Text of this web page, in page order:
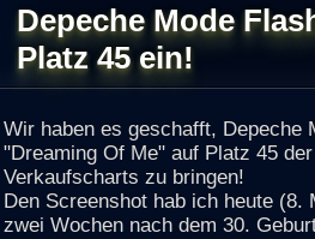
Depeche Mode
Platz 45 ein!
Wir haben es geschafft, Depeche
"Dreaming Of Me" auf Platz 45
Verkaufscharts zu bringen!
Den Screenshot hab ich heute (8.
zwei Wochen nach dem 30.